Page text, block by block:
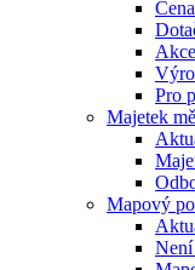
Pro
Majetek
Mapový
Není